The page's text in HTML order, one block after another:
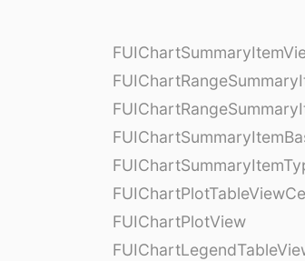
FUIChartPlotView